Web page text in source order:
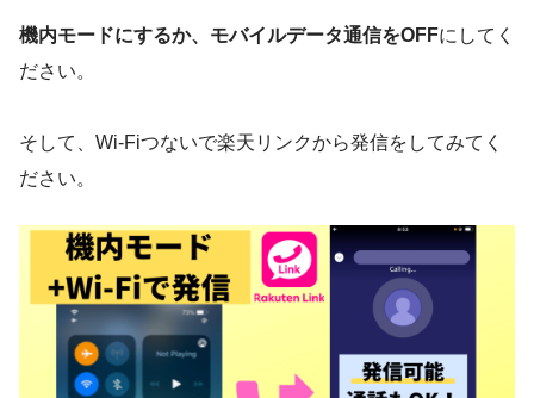
機内モードにするか、モバイルデータ通信をOFFにしてく
ださい。
そして、Wi-Fiつないで楽天リンクから発信をしてみてく
ださい。